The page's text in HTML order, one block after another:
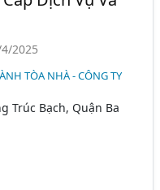
2025
TÒA NHÀ - CÔNG TY
Trúc Bạch, Quận Ba